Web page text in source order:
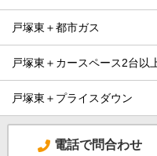
戸塚東＋都市ガス
戸塚東＋カースペース2台以
戸塚東＋プライスダウン
電話で問合わせ